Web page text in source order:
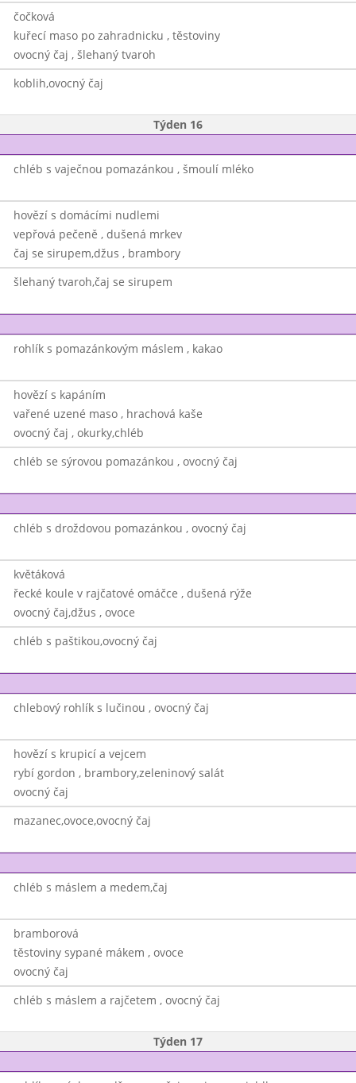
čočková
kuřecí maso po zahradnicku , těstoviny
ovocný čaj , šlehaný tvaroh
koblih,ovocný čaj
Týden 16
chléb s vaječnou pomazánkou , šmoulí mléko
hovězí s domácími nudlemi
vepřová pečeně , dušená mrkev
čaj se sirupem,džus , brambory
šlehaný tvaroh,čaj se sirupem
rohlík s pomazánkovým máslem , kakao
hovězí s kapáním
vařené uzené maso , hrachová kaše
ovocný čaj , okurky,chléb
chléb se sýrovou pomazánkou , ovocný čaj
chléb s droždovou pomazánkou , ovocný čaj
květáková
řecké koule v rajčatové omáčce , dušená rýže
ovocný čaj,džus , ovoce
chléb s paštikou,ovocný čaj
chlebový rohlík s lučinou , ovocný čaj
hovězí s krupicí a vejcem
rybí gordon , brambory,zeleninový salát
ovocný čaj
mazanec,ovoce,ovocný čaj
chléb s máslem a medem,čaj
bramborová
těstoviny sypané mákem , ovoce
ovocný čaj
chléb s máslem a rajčetem , ovocný čaj
Týden 17